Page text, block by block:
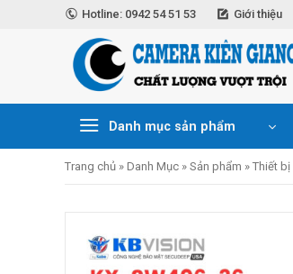
Hotline: 0942 54 51 53 Giới thiệu
Danh mục sản phẩm
Trang chủ » Danh Mục » Sản phẩm » Thiết bị